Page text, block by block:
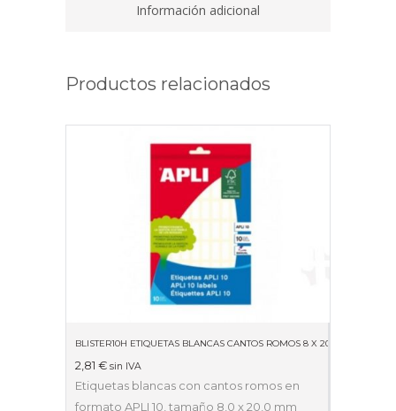
Información adicional
Productos relacionados
BLISTER10H ETIQUETAS BLANCAS CANTOS ROMOS 8 X 20MM 01633
2,81 € sin IVA
Etiquetas blancas con cantos romos en
formato APLI 10, tamaño 8,0 x 20,0 mm